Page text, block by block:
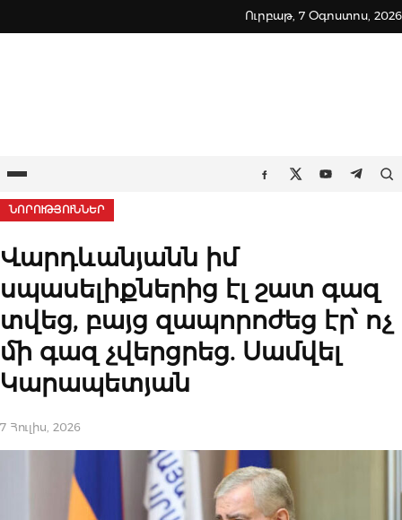
to
Ուրբաթ, 7 Օգոստոս, 2026
Ընտրացանկ Facebook
TwitterYoutube
ՆՈՐՈՒԹՅՈՒՆՆԵՐ
Վարդևանյանն իմ
սպասելիքներից էլ շատ գազ
տվեց, բայց զապորոժեց էր՝ ոչ
մի գազ չվերցրեց. Սամվել
Կարապետյան
7 Հուլիս, 2026